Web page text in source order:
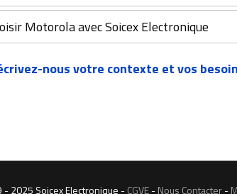
Motorola avec Soicex Electronique
nous votre contexte et vos
- 2025 Soicex Electronique -CGVE-Nous Contacter-